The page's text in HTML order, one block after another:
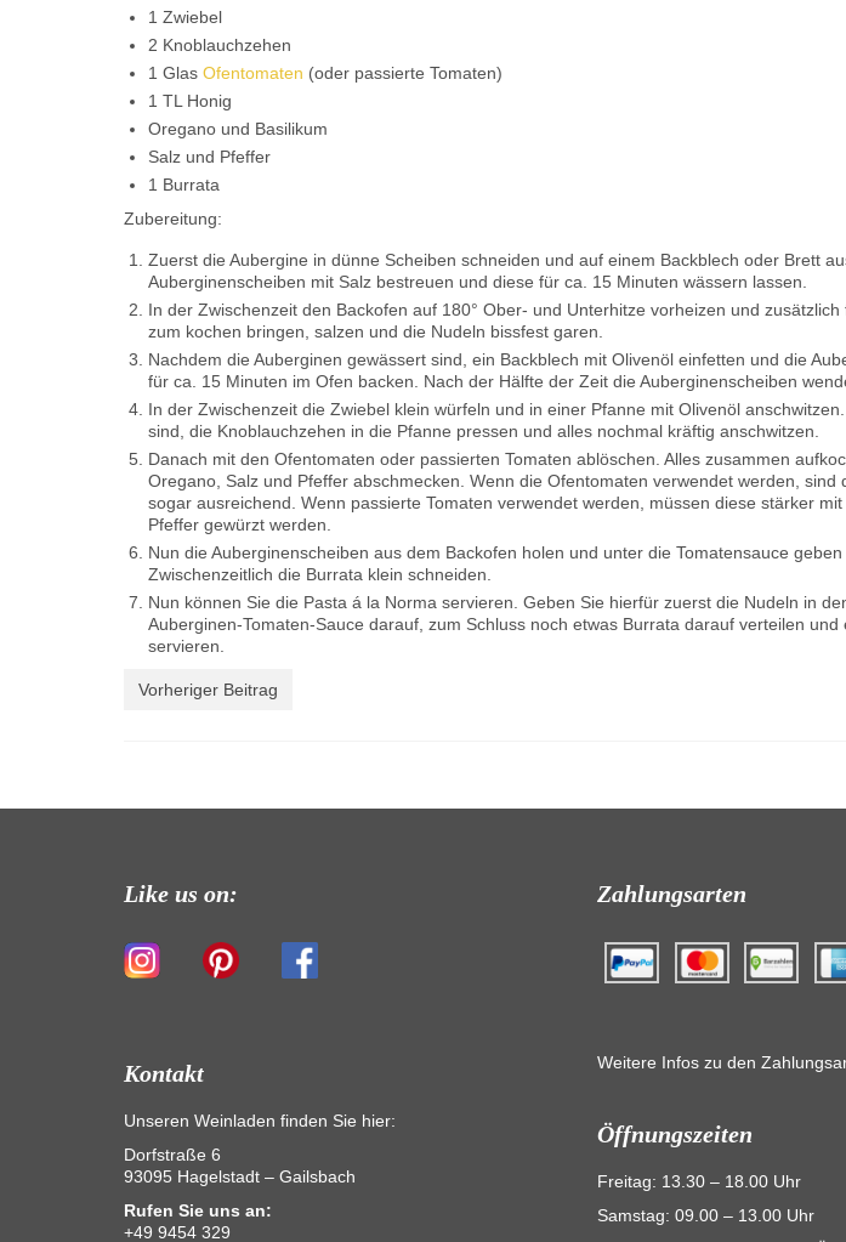
1 Zwiebel
2 Knoblauchzehen
1 Glas Ofentomaten (oder passierte Tomaten)
1 TL Honig
Oregano und Basilikum
Salz und Pfeffer
1 Burrata
Zubereitung:
Zuerst die Aubergine in dünne Scheiben schneiden und auf einem Backblech oder Brett
Auberginenscheiben mit Salz bestreuen und diese für ca. 15 Minuten wässern lassen.
In der Zwischenzeit den Backofen auf 180° Ober- und Unterhitze vorheizen und
zum kochen bringen, salzen und die Nudeln bissfest garen.
Nachdem die Auberginen gewässert sind, ein Backblech mit Olivenöl einfetten und die
für ca. 15 Minuten im Ofen backen. Nach der Hälfte der Zeit die Auberginenscheiben
In der Zwischenzeit die Zwiebel klein würfeln und in einer Pfanne mit Olivenöl
sind, die Knoblauchzehen in die Pfanne pressen und alles nochmal kräftig anschwitzen.
Danach mit den Ofentomaten oder passierten Tomaten ablöschen. Alles zusammen
Oregano, Salz und Pfeffer abschmecken. Wenn die Ofentomaten verwendet werden,
sogar ausreichend. Wenn passierte Tomaten verwendet werden, müssen diese stärker
Pfeffer gewürzt werden.
Nun die Auberginenscheiben aus dem Backofen holen und unter die Tomatensauce
Zwischenzeitlich die Burrata klein schneiden.
Nun können Sie die Pasta á la Norma servieren. Geben Sie hierfür zuerst die Nudeln in
Auberginen-Tomaten-Sauce darauf, zum Schluss noch etwas Burrata darauf verteilen
servieren.
Vorheriger Beitrag
Like us on:
Kontakt
Unseren Weinladen finden Sie hier:
Dorfstraße 6
93095 Hagelstadt – Gailsbach
Rufen Sie uns an:
+49 9454 329
Zahlungsarten
Weitere Infos zu den
Öffnungszeiten
Freitag: 13.30 – 18.00 Uhr
Samstag: 09.00 – 13.00 Uhr